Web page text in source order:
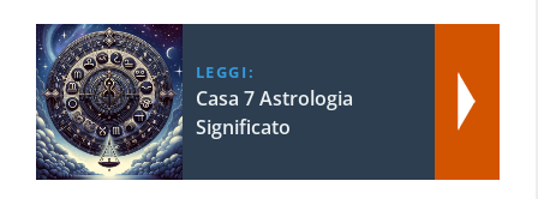
LEGGI:
Casa 7 Astrologia
Significato